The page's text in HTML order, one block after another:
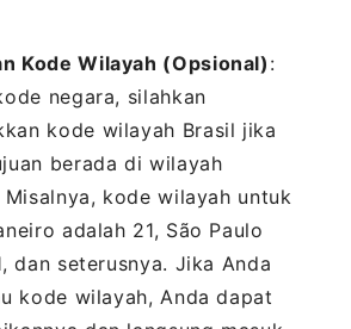
Kode Wilayah (Opsional) :
negara, silahkan
kode wilayah Brasil jika
berada di wilayah
kode wilayah untuk
adalah 21, São Paulo
dan seterusnya. Jika Anda
kode wilayah, Anda dapat